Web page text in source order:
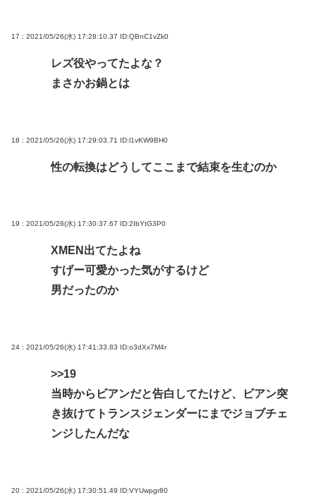
17 : 2021/05/26(水) 17:28:10.37 ID:QBnC1vZk0
レズ役やってたよな？
まさかお鍋とは
18 : 2021/05/26(水) 17:29:03.71 ID:l1vKW9BH0
性の転換はどうしてここまで結束を生むのか
19 : 2021/05/26(水) 17:30:37.67 ID:2IbYtG3P0
XMEN出てたよね
すげー可愛かった気がするけど
男だったのか
24 : 2021/05/26(水) 17:41:33.83 ID:o3dXx7M4r
>>19
当時からビアンだと告白してたけど、ビアン突
き抜けてトランスジェンダーにまでジョブチェ
ンジしたんだな
20 : 2021/05/26(水) 17:30:51.49 ID:VYUwpgr80